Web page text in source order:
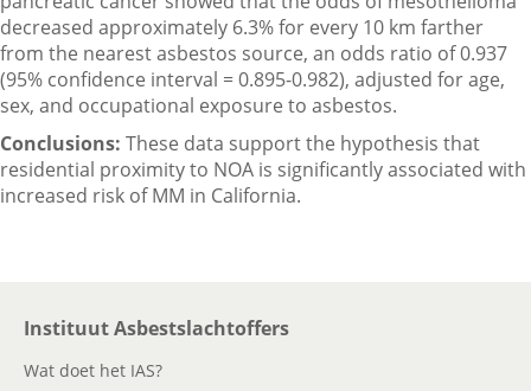
decreased approximately 6.3% for every 10 km farther
from the nearest asbestos source, an odds ratio of 0.937
(95% confidence interval = 0.895-0.982), adjusted for age,
sex, and occupational exposure to asbestos.
Conclusions: These data support the hypothesis that
residential proximity to NOA is significantly associated with
increased risk of MM in California.
Instituut Asbestslachtoffers
Wat doet het IAS?